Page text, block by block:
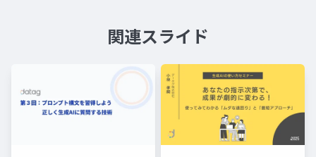
関連スライド